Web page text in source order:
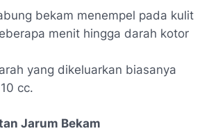
bekam menempel pada kulit
menit hingga darah kotor
yang dikeluarkan biasanya
cc.
Jarum Bekam